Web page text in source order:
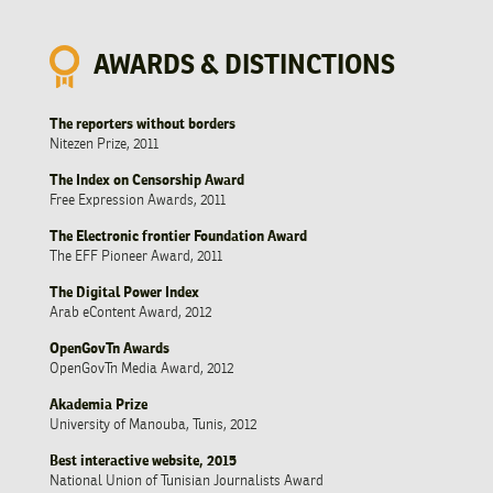
AWARDS & DISTINCTIONS
The reporters without borders
Nitezen Prize, 2011
The Index on Censorship Award
Free Expression Awards, 2011
The Electronic frontier Foundation Award
The EFF Pioneer Award, 2011
The Digital Power Index
Arab eContent Award, 2012
OpenGovTn Awards
OpenGovTn Media Award, 2012
Akademia Prize
University of Manouba, Tunis, 2012
Best interactive website, 2015
National Union of Tunisian Journalists Award